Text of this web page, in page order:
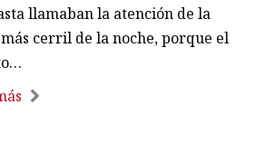
llamaban la atención de la
cerril de la noche, porque el